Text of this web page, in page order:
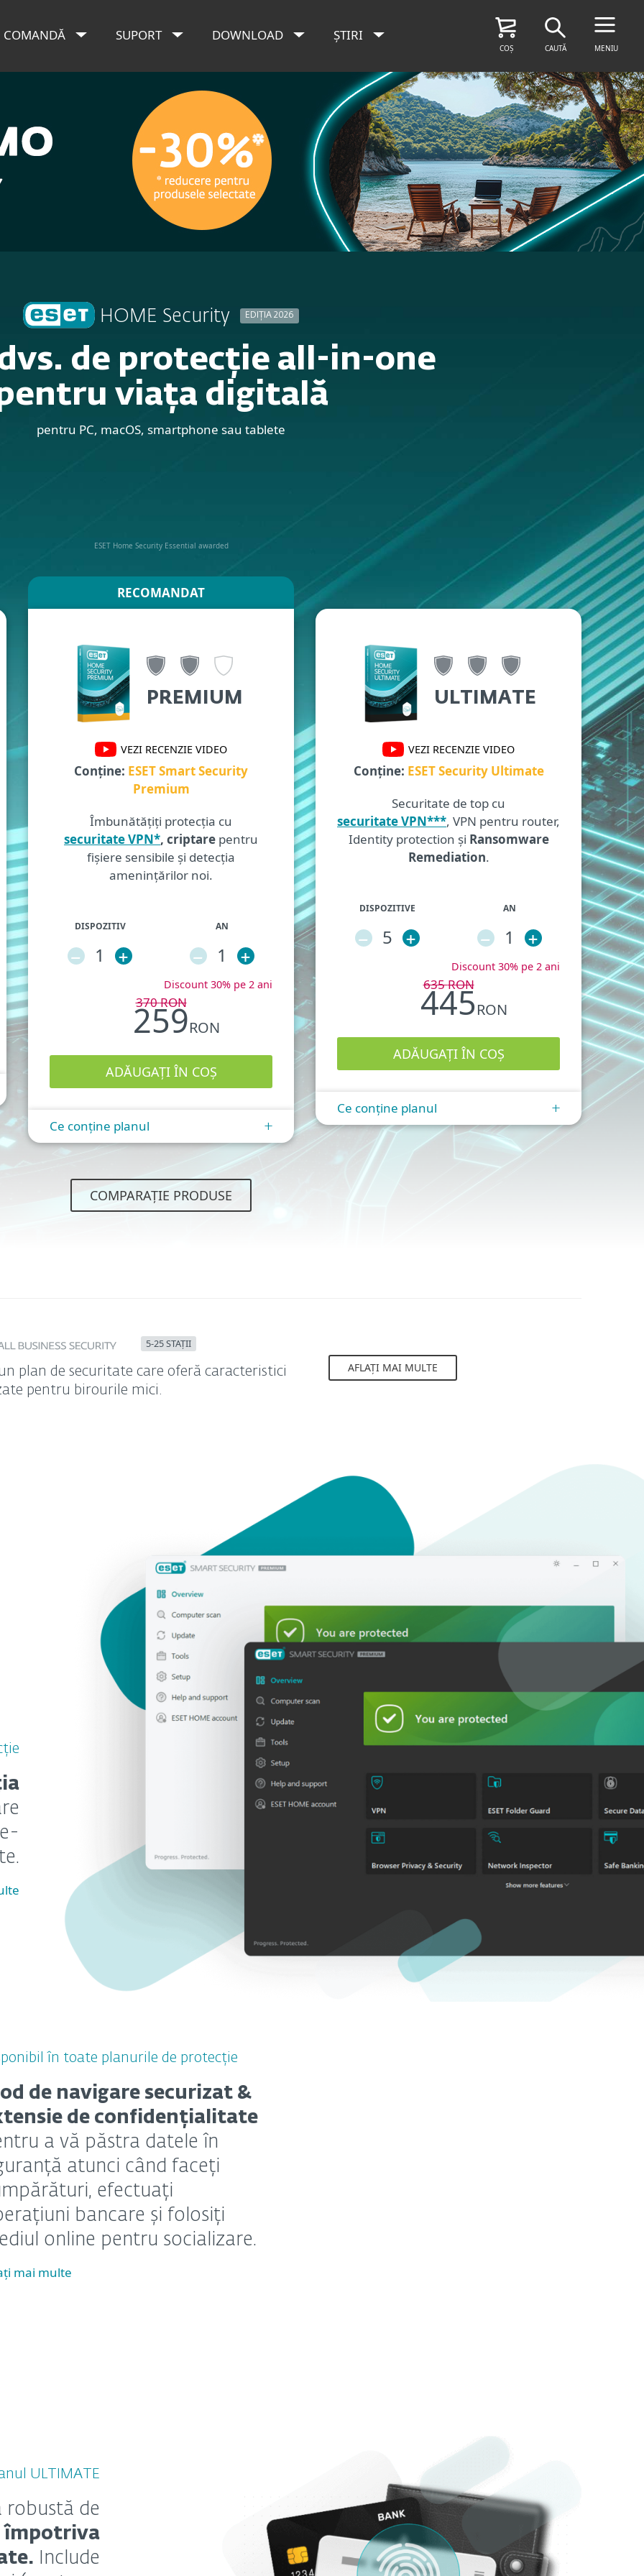
COMANDĂ SUPORT DOWNLOAD ȘTIRI
COȘ CAUTĂ MENIU
HOME Security EDIȚIA 2026
de protecție all-in-one
viața digitală
pentru PC, macOS, smartphone sau tablete
ESET Home Security Essential awarded
RECOMANDAT
PREMIUM
VEZI RECENZIE VIDEO
Conține: ESET Smart Security
Premium
Îmbunătățiți protecția cu
securitate VPN*, criptare pentru
fișiere sensibile și detecția
amenințărilor noi.
DISPOZITIV
– 1 +
AN
– 1 +
Discount 30% pe 2 ani
370RON
259RON
Ce conține planul +
ULTIMATE
VEZI RECENZIE VIDEO
Conține: ESET Security Ultimate
Securitate de top cu
securitate VPN***, VPN pentru router,
Identity protection și Ransomware
Remediation.
DISPOZITIVE
– 5 +
AN
– 1 +
Discount 30% pe 2 ani
635RON
445RON
Ce conține planul +
COMPARAȚIE PRODUSE
5-25 STAȚII
plan de securitate care oferă caracteristici
pentru birourile mici.
AFLAȚI MAI MULTE
în toate planurile de protecție
de navigare securizat &
de confidențialitate
a vă păstra datele în
atunci când faceți
efectuați
bancare și folosiți
online pentru socializare.
mai multe
ULTIMATE
robustă de
împotriva
Include